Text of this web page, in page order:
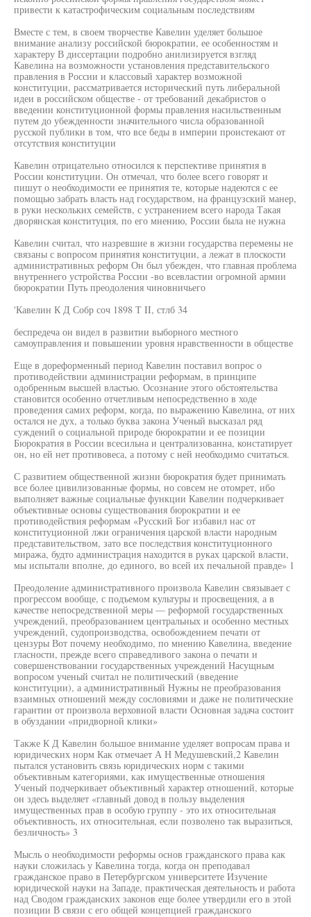
привести к катастрофическим социальным последствиям
Вместе с тем, в своем творчестве Кавелин уделяет большое
внимание анализу российской бюрократии, ее особенностям и
характеру В диссертации подробно анилизируется взгляд
Кавелина на возможности установления представительского
правления в России и классовый характер возможной
конституции, рассматривается исторический путь либеральной
идеи в российском обществе - от требований декабристов о
введении конституционной формы правления насильственным
путем до убежденности значительного числа образованной
русской публики в том, что все беды в империи проистекают от
отсутствия конституции
Кавелин отрицательно относился к перспективе принятия в
России конституции. Он отмечал, что более всего говорят и
пишут о необходимости ее принятия те, которые надеются с ее
помощью забрать власть над государством, на французский манер,
в руки нескольких семейств, с устранением всего народа Такая
дворянская конституция, по его мнению, России была не нужна
Кавелин считал, что назревшие в жизни государства перемены не
связаны с вопросом принятия конституции, а лежат в плоскости
административных реформ Он был убежден, что главная проблема
внутреннего устройства России -во всевластии огромной армии
бюрократии Путь преодоления чиновничьего
'Кавелин К Д Собр соч 1898 Т II, стлб 34
беспредеча он видел в развитии выборного местного
самоуправления и повышении уровня нравственности в обществе
Еще в дореформенный период Кавелин поставил вопрос о
противодействии администрации реформам, в принципе
одобренным высшей властью. Осознание этого обстоятельства
становится особенно отчетливым непосредственно в ходе
проведения самих реформ, когда, по выражению Кавелина, от них
остался не дух, а только буква закона Ученый высказал ряд
суждений о социальной природе бюрократии и ее позиции
Бюрократия в России всесильна и централизованна, констатирует
он, но ей нет противовеса, а потому с ней необходимо считаться.
С развитием общественной жизни бюрократия будет принимать
все более цивилизованные формы, но совсем не отомрет, ибо
выполняет важные социальные функции Кавелин подчеркивает
объективные основы существования бюрократии и ее
противодействия реформам «Русский Бог избавил нас от
конституционной лжи ограничения царской власти народным
представительством, зато все последствия конституционного
миража, будто администрация находится в руках царской власти,
мы испытали вполне, до единого, во всей их печальной правде» 1
Преодоление административного произвола Кавелин связывает с
прогрессом вообще, с подъемом культуры и просвещения, а в
качестве непосредственной меры — реформой государственных
учреждений, преобразованием центральных и особенно местных
учреждений, судопроизводства, освобождением печати от
цензуры Вот почему необходимо, по мнению Кавелина, введение
гласности, прежде всего справедливого закона о печати и
совершенствовании государственных учреждений Насущным
вопросом ученый считал не политический (введение
конституции), а административный Нужны не преобразования
взаимных отношений между сословиями и даже не политические
гарантии от произвола верховной власти Основная задача состоит
в обуздании «придворной клики»
Также К Д Кавелин большое внимание уделяет вопросам права и
юридических норм Как отмечает А Н Медушевский,2 Кавелин
пытался установить связь юридических норм с такими
объективным категориями, как имущественные отношения
Ученый подчеркивает объективный характер отношений, которые
он здесь выделяет «главный довод в пользу выделения
имущественных прав в особую группу - это их относительная
объективность, их относительная, если позволено так выразиться,
безличность» 3
Мысль о необходимости реформы основ гражданского права как
науки сложилась у Кавелина тогда, когда он преподавал
гражданское право в Петербургском университете Изучение
юридической науки на Западе, практическая деятельность и работа
над Сводом гражданских законов еще более утвердили его в этой
позиции В связи с его общей концепцией гражданского